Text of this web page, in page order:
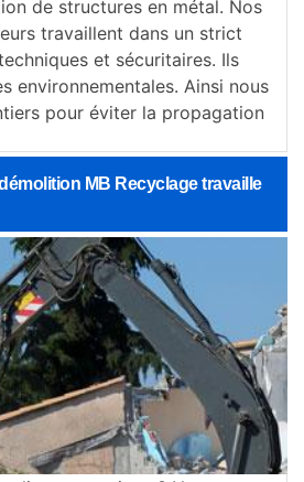
de structures en métal. Nos
travaillent dans un strict
et sécuritaires. Ils
environnementales. Ainsi nous
pour éviter la propagation
MB Recyclage travaille